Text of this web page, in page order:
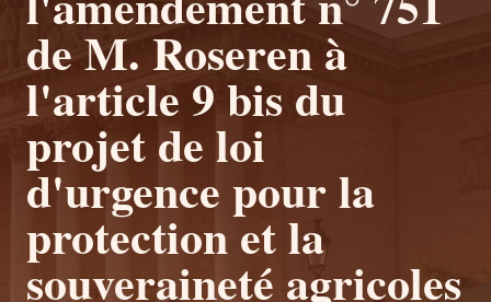
de M. Roseren à
l'article 9 bis du
projet de loi
d'urgence pour la
protection et la
souveraineté agricoles